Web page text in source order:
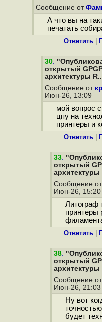
Сообщение от
А что вы на
печатать
Ответить
30.
открытый
архитектуры
Сообщение от
Июн-26, 13:09
мой вопрос
цпу на
принтеры и
Ответить
33.
открытый
архитектуры
Сообщение от
Июн-26, 15:20
Литограф
принтеры
Ответить
38.
открытый
архитектуры
Сообщение от
Июн-26, 21:03
Ну вот
будет